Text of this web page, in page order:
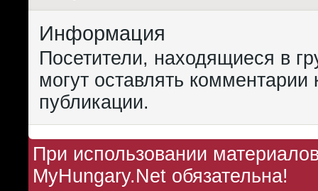
Информация
Посетители, находящиеся в
могут оставлять комментарии
публикации.
При использовании
MyHungary.Net обязательна!